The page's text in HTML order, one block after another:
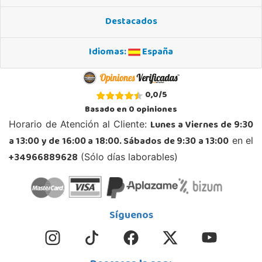
03005, Alicante
STOCK DISPONIBLE
Juguetilandia Andújar
Avda. Roma S/N
23740, Andújar
953 505 004
Localizar Tienda
Juguetilandia Barakaldo
Centro comercial Max Center Barrio, Kareaga K., s/n Planta 1 Local LC3
Destacados
Idiomas:
España
0,0/5
Basado en0opiniones
Horario de Atención al Cliente: Lunes a Viernes de 9:30
a 13:00 y de 16:00 a 18:00. Sábados de 9:30 a 13:00 en el
+34966889628 (Sólo días laborables)
Síguenos